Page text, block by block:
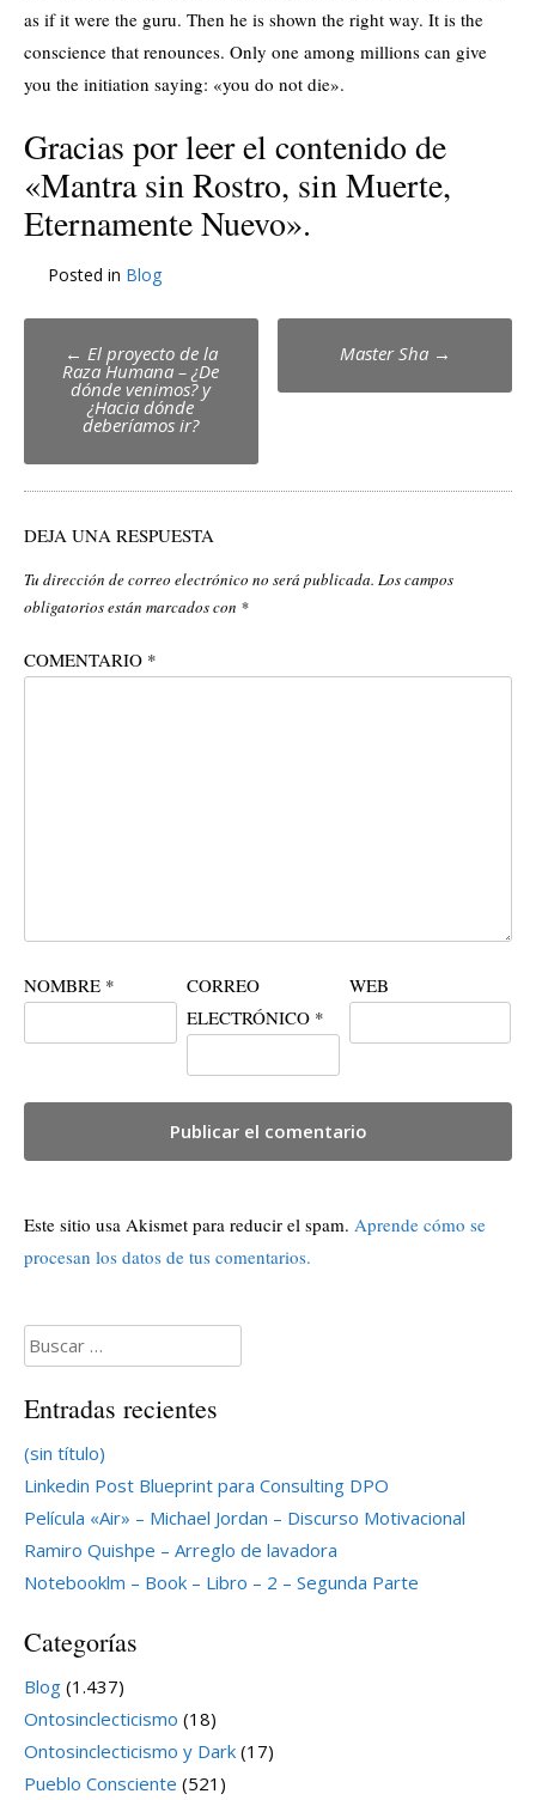
as if it were the guru. Then he is shown the right way. It is the
conscience that renounces. Only one among millions can give
you the initiation saying: «you do not die».
Gracias por leer el contenido de
«Mantra sin Rostro, sin Muerte,
Eternamente Nuevo».
Posted in Blog
Post
navigation
← El proyecto de la
Raza Humana – ¿De
dónde venimos? y
¿Hacia dónde
deberíamos ir?
Master Sha →
DEJA UNA RESPUESTA
Tu dirección de correo electrónico no será publicada. Los campos
obligatorios están marcados con *
COMENTARIO *
NOMBRE *
CORREO
ELECTRÓNICO *
WEB
Este sitio usa Akismet para reducir el spam. Aprende cómo se
procesan los datos de tus comentarios.
Buscar:
Entradas recientes
(sin título)
Linkedin Post Blueprint para Consulting DPO
Película «Air» – Michael Jordan – Discurso Motivacional
Ramiro Quishpe – Arreglo de lavadora
Notebooklm – Book – Libro – 2 – Segunda Parte
Categorías
Blog (1.437)
Ontosinclecticismo (18)
Ontosinclecticismo y Dark (17)
Pueblo Consciente (521)